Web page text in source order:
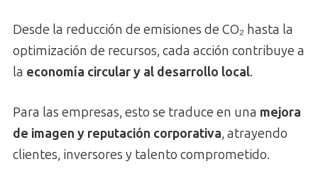
Desde la reducción de emisiones de CO₂ hasta la
optimización de recursos, cada acción contribuye a
la economía circular y al desarrollo local.
Para las empresas, esto se traduce en una mejora
de imagen y reputación corporativa, atrayendo
clientes, inversores y talento comprometido.